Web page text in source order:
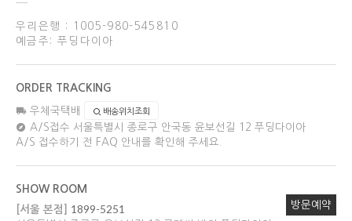
우리은행 : 1005-980-545810
예금주: 푸딩다이아
ORDER TRACKING
우체국택배 배송위치조회
A/S접수 서울특별시 종로구 안국동 윤보선길 12 푸딩다이아
A/S 접수하기 전 FAQ 안내를 확인해 주세요.
SHOW ROOM
[서울 본점] 1899-5251 방문예약